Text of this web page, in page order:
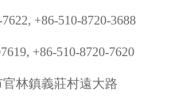
+86-510-8720-3688
+86-510-8720-7620
林鎮義莊村遠大路